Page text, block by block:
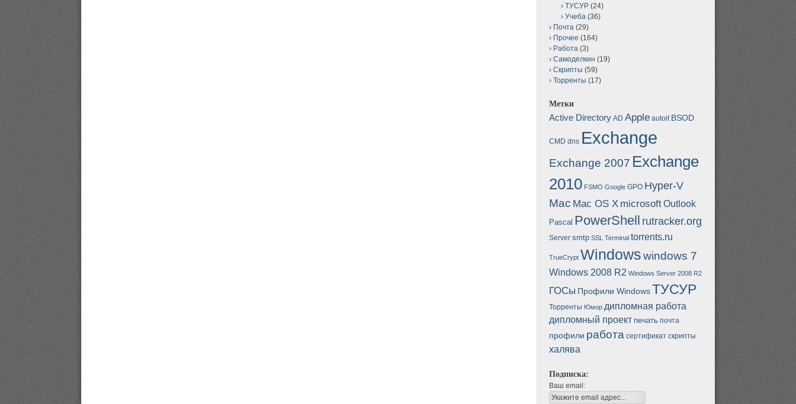
ТУСУР (24)
Учеба (36)
Почта (29)
Прочее (164)
Работа (3)
Самоделкин (19)
Скрипты (59)
Торренты (17)
Метки
Active Directory AD Apple autoit BSOD
CMD dns Exchange
Exchange 2007 Exchange
2010 FSMO Google GPO Hyper-V
Mac Mac OS X microsoftOutlook
Pascal PowerShell rutracker.org
Server smtp SSL Terminal torrents.ru
TrueCrypt Windowswindows 7
Windows 2008 R2 Windows Server 2008 R2
ГОСы Профили WindowsТУСУР
Торренты Юмор дипломная работа
дипломный проект печать почта
профили работа сертификат скрипты
халява
Подписка:
Ваш email: